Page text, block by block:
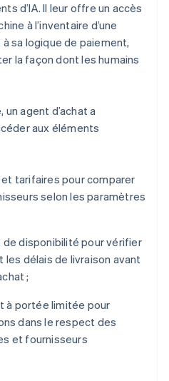
d’IA. Il leur offre un accès
à l’inventaire d’une
sa logique de paiement,
la façon dont les humains
agent d’achat a
aux éléments
tarifaires pour comparer
selon les paramètres
de disponibilité pour vérifier
délais de livraison avant
;
à portée limitée pour
dans le respect des
et fournisseurs